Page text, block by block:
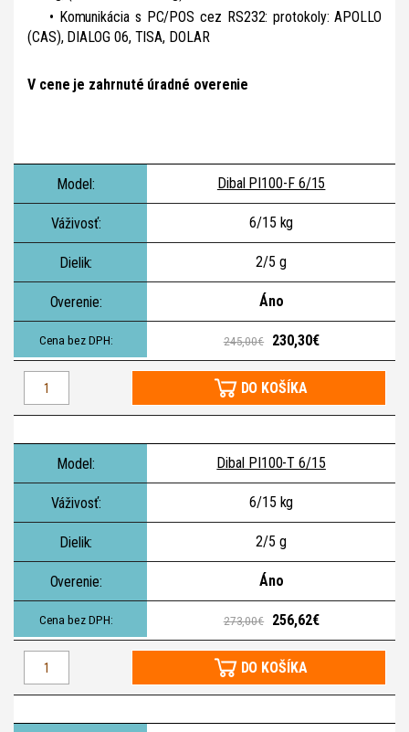
• Komunikácia s PC/POS cez RS232: protokoly: APOLLO
(CAS), DIALOG 06, TISA, DOLAR
V cene je zahrnuté úradné overenie
Dibal PI100-F 6/15
6/15 kg
2/5 g
Áno
245,00€ 230,30€
DO KOŠÍKA
Dibal PI100-T 6/15
6/15 kg
2/5 g
Áno
273,00€ 256,62€
DO KOŠÍKA